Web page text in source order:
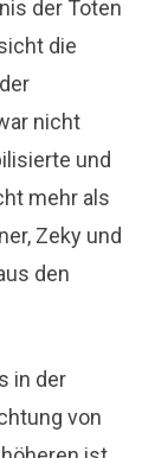
der Toten
die
nicht
und
mehr als
Zeky und
den
in der
von